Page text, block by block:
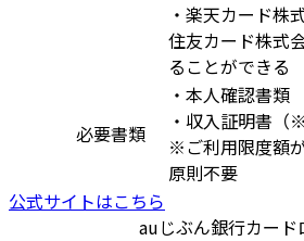
・楽天カード株
住友カード株式
ることができる
必要書類
・本人確認書類
・収入証明書（※
※ご利用限度額
原則不要
公式サイトはこちら
auじぶん銀行カード